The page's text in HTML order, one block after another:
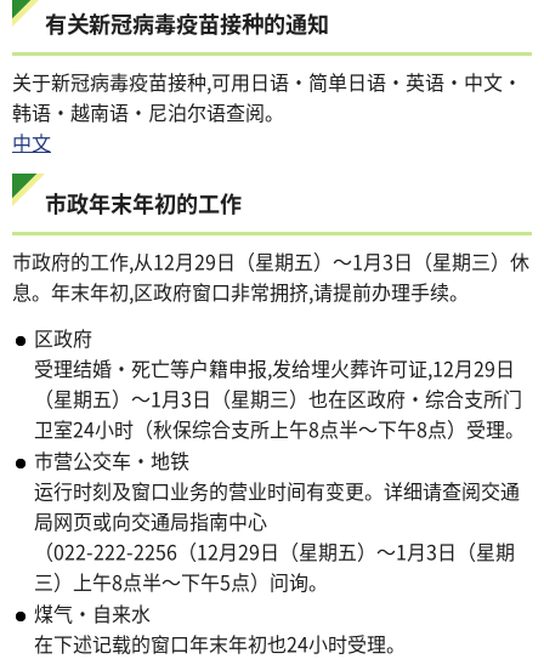
有关新冠病毒疫苗接种的通知
关于新冠病毒疫苗接种,可用日语・简单日语・英语・中文・
韩语・越南语・尼泊尔语查阅。
中文
市政年末年初的工作
市政府的工作,从12月29日（星期五）～1月3日（星期三）休
息。年末年初,区政府窗口非常拥挤,请提前办理手续。
区政府
受理结婚・死亡等户籍申报,发给埋火葬许可证,12月29日
（星期五）～1月3日（星期三）也在区政府・综合支所门
卫室24小时（秋保综合支所上午8点半～下午8点）受理。
市营公交车・地铁
运行时刻及窗口业务的营业时间有变更。详细请查阅交通
局网页或向交通局指南中心
（022-222-2256（12月29日（星期五）～1月3日（星期
三）上午8点半～下午5点）问询。
煤气・自来水
在下述记载的窗口年末年初也24小时受理。